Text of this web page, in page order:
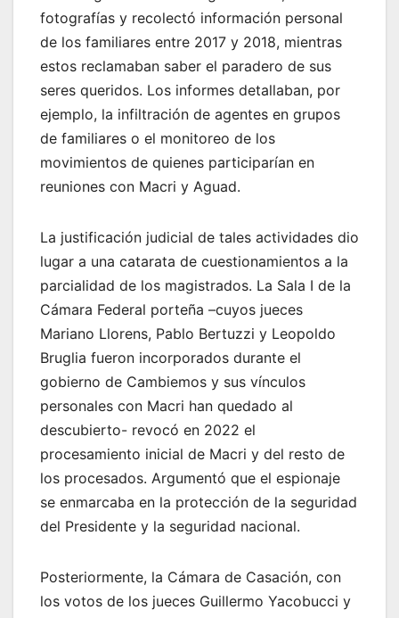
fotografías y recolectó información personal
de los familiares entre 2017 y 2018, mientras
estos reclamaban saber el paradero de sus
seres queridos. Los informes detallaban, por
ejemplo, la infiltración de agentes en grupos
de familiares o el monitoreo de los
movimientos de quienes participarían en
reuniones con Macri y Aguad.
La justificación judicial de tales actividades dio
lugar a una catarata de cuestionamientos a la
parcialidad de los magistrados. La Sala I de la
Cámara Federal porteña –cuyos jueces
Mariano Llorens, Pablo Bertuzzi y Leopoldo
Bruglia fueron incorporados durante el
gobierno de Cambiemos y sus vínculos
personales con Macri han quedado al
descubierto- revocó en 2022 el
procesamiento inicial de Macri y del resto de
los procesados. Argumentó que el espionaje
se enmarcaba en la protección de la seguridad
del Presidente y la seguridad nacional.
Posteriormente, la Cámara de Casación, con
los votos de los jueces Guillermo Yacobucci y